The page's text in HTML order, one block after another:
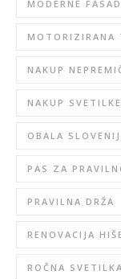
MODERNE
MOTORIZIRANA
NAKUP
NAKUP SVETILKE
OBALA
PAS ZA
PRAVILNA DRŽA
RENOVACIJA HIŠE
ROČNA SVETILKA